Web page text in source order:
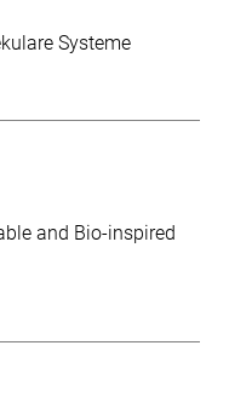
Systeme
and Bio-inspired